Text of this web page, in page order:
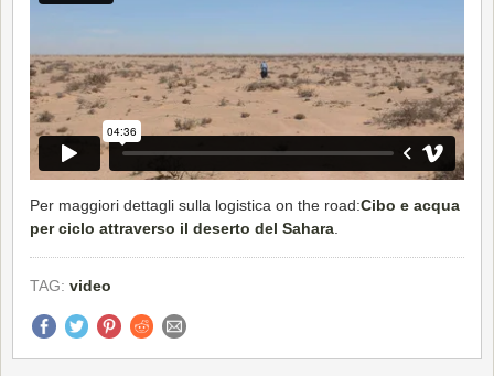
Per maggiori dettagli sulla logistica on the road:Cibo e acqua
per ciclo attraverso il deserto del Sahara
TAG: video